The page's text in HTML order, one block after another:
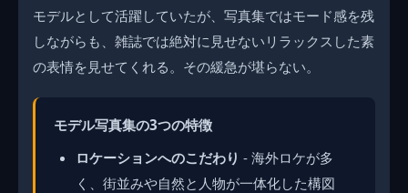
モデルとして活躍していたが、写真集ではモード感を残
しながらも、雑誌では絶対に見せないリラックスした素
の表情を見せてくれる。その緩急が堪らない。
モデル写真集の3つの特徴
ロケーションへのこだわり - 海外ロケが多
く、街並みや自然と人物が一体化した構図